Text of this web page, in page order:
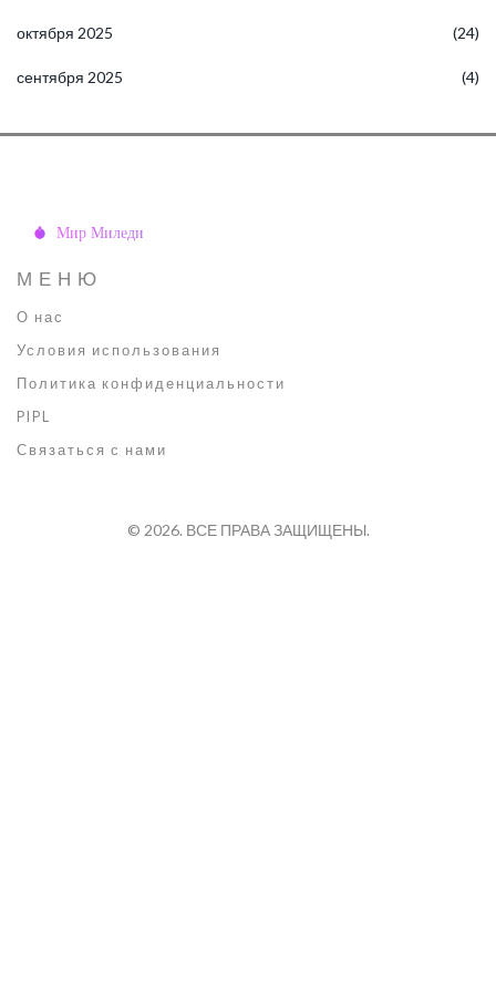
октября 2025 (24)
сентября 2025 (4)
МЕНЮ
О нас
Условия использования
Политика конфиденциальности
PIPL
Связаться с нами
© 2026. ВСЕ ПРАВА ЗАЩИЩЕНЫ.